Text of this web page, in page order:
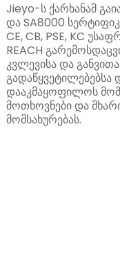
Jieyo-ს ქარხანამ
და SA8000
CE, CB, PSE, KC
REACH
კვლევისა და
დააკმაყოფილოს
მოთხოვნები და
მომსახურებას.